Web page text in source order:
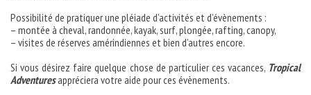
Possibilité de pratiquer une pléiade d’activités et d’évènements :
– montée à cheval, randonnée, kayak, surf, plongée, rafting, canopy,
– visites de réserves amérindiennes et bien d’autres encore.
Si vous désirez faire quelque chose de particulier ces vacances, Tropical
Adventuresappréciera votre aide pour ces évènements.